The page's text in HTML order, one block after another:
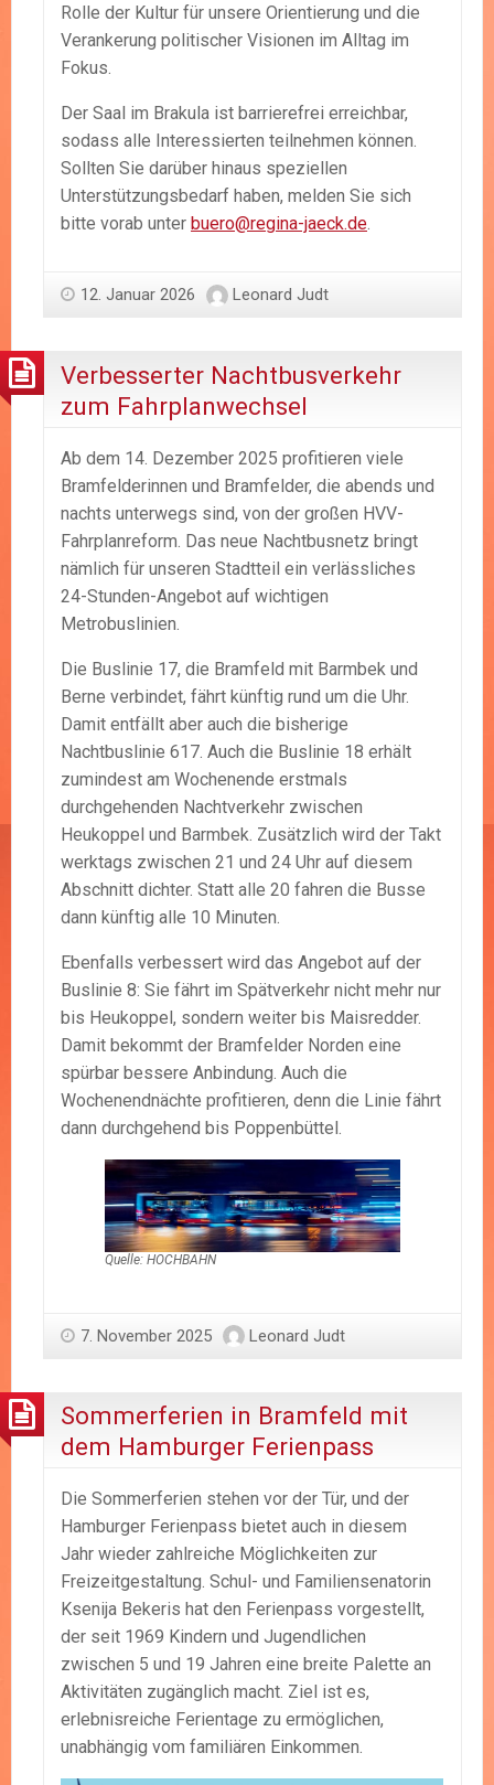
Rolle der Kultur für unsere Orientierung und die
Verankerung politischer Visionen im Alltag im
Fokus.
Der Saal im Brakula ist barrierefrei erreichbar,
sodass alle Interessierten teilnehmen können.
Sollten Sie darüber hinaus speziellen
Unterstützungsbedarf haben, melden Sie sich
bitte vorab unter buero@regina-jaeck.de.
12. Januar 2026 Leonard Judt
Verbesserter Nachtbusverkehr
zum Fahrplanwechsel
Ab dem 14. Dezember 2025 profitieren viele
Bramfelderinnen und Bramfelder, die abends und
nachts unterwegs sind, von der großen HVV-
Fahrplanreform. Das neue Nachtbusnetz bringt
nämlich für unseren Stadtteil ein verlässliches
24-Stunden-Angebot auf wichtigen
Metrobuslinien.
Die Buslinie 17, die Bramfeld mit Barmbek und
Berne verbindet, fährt künftig rund um die Uhr.
Damit entfällt aber auch die bisherige
Nachtbuslinie 617. Auch die Buslinie 18 erhält
zumindest am Wochenende erstmals
durchgehenden Nachtverkehr zwischen
Heukoppel und Barmbek. Zusätzlich wird der Takt
werktags zwischen 21 und 24 Uhr auf diesem
Abschnitt dichter. Statt alle 20 fahren die Busse
dann künftig alle 10 Minuten.
Ebenfalls verbessert wird das Angebot auf der
Buslinie 8: Sie fährt im Spätverkehr nicht mehr nur
bis Heukoppel, sondern weiter bis Maisredder.
Damit bekommt der Bramfelder Norden eine
spürbar bessere Anbindung. Auch die
Wochenendnächte profitieren, denn die Linie fährt
dann durchgehend bis Poppenbüttel.
Quelle: HOCHBAHN
7. November 2025 Leonard Judt
Sommerferien in Bramfeld mit
dem Hamburger Ferienpass
Die Sommerferien stehen vor der Tür, und der
Hamburger Ferienpass bietet auch in diesem
Jahr wieder zahlreiche Möglichkeiten zur
Freizeitgestaltung. Schul- und Familiensenatorin
Ksenija Bekeris hat den Ferienpass vorgestellt,
der seit 1969 Kindern und Jugendlichen
zwischen 5 und 19 Jahren eine breite Palette an
Aktivitäten zugänglich macht. Ziel ist es,
erlebnisreiche Ferientage zu ermöglichen,
unabhängig vom familiären Einkommen.